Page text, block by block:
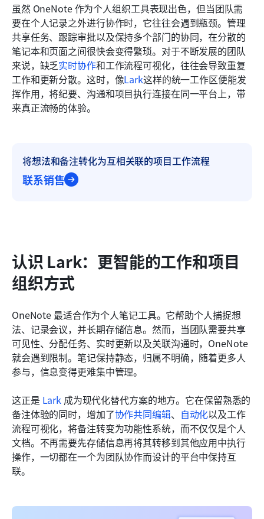
虽然 OneNote 作为个人组织工具表现出色，但当团队需
要在个人记录之外进行协作时，它往往会遇到瓶颈。管理
共享任务、跟踪审批以及保持多个部门的协同，在分散的
笔记本和页面之间很快会变得繁琐。对于不断发展的团队
来说，缺乏实时协作和工作流程可视化，往往会导致重复
工作和更新分散。这时，像Lark这样的统一工作区便能发
挥作用，将纪要、沟通和项目执行连接在同一平台上，带
来真正流畅的体验。
将想法和备注转化为互相关联的项目工作流程
联系销售
认识 Lark：更智能的工作和项目
组织方式
OneNote 最适合作为个人笔记工具。它帮助个人捕捉想
法、记录会议，并长期存储信息。然而，当团队需要共享
可见性、分配任务、实时更新以及关联沟通时，OneNote
就会遇到限制。笔记保持静态，归属不明确，随着更多人
参与，信息变得更难集中管理。
这正是 Lark 成为现代化替代方案的地方。它在保留熟悉的
备注体验的同时，增加了协作共同编辑、 自动化以及工作
流程可视化，将备注转变为功能性系统，而不仅仅是个人
文档。不再需要先存储信息再将其转移到其他应用中执行
操作，一切都在一个为团队协作而设计的平台中保持互
联。